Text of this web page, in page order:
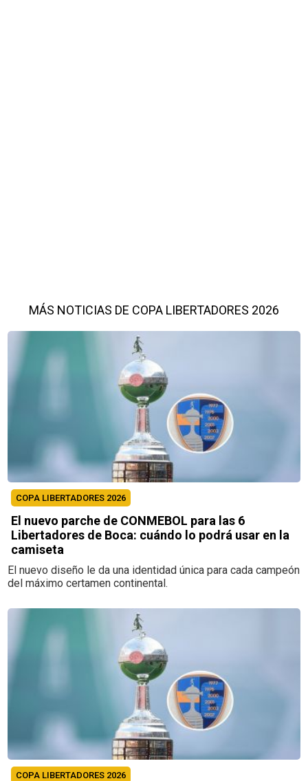
MÁS NOTICIAS DE COPA LIBERTADORES 2026
COPA LIBERTADORES 2026
El nuevo parche de CONMEBOL para las 6
Libertadores de Boca: cuándo lo podrá usar en la
camiseta
El nuevo diseño le da una identidad única para cada campeón
del máximo certamen continental.
COPA LIBERTADORES 2026